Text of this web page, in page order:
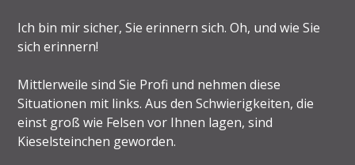
Ich bin mir sicher, Sie erinnern sich. Oh, und wie Sie
sich erinnern!
Mittlerweile sind Sie Profi und nehmen diese
Situationen mit links. Aus den Schwierigkeiten, die
einst groß wie Felsen vor Ihnen lagen, sind
Kieselsteinchen geworden.